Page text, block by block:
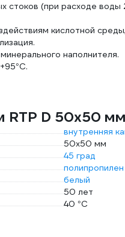
стоков (при расходе воды
кислотной
наполнителя.
RTP D 50х50
внутренняя
50x50 мм
45 град
белый
50 лет
40 °С